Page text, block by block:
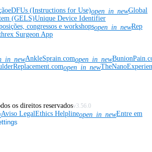
eDFUs (Instructions for Use)open_in_newGlobal
(GELS)Unique Device Identifier
congressos e workshopsopen_in_newRep
Surgeon App
AnkleSprain.comopen_in_new
open_in_new
os direitos reservadosv3.56.0
Aviso LegalEthics Helplineopen_in_newEntre em